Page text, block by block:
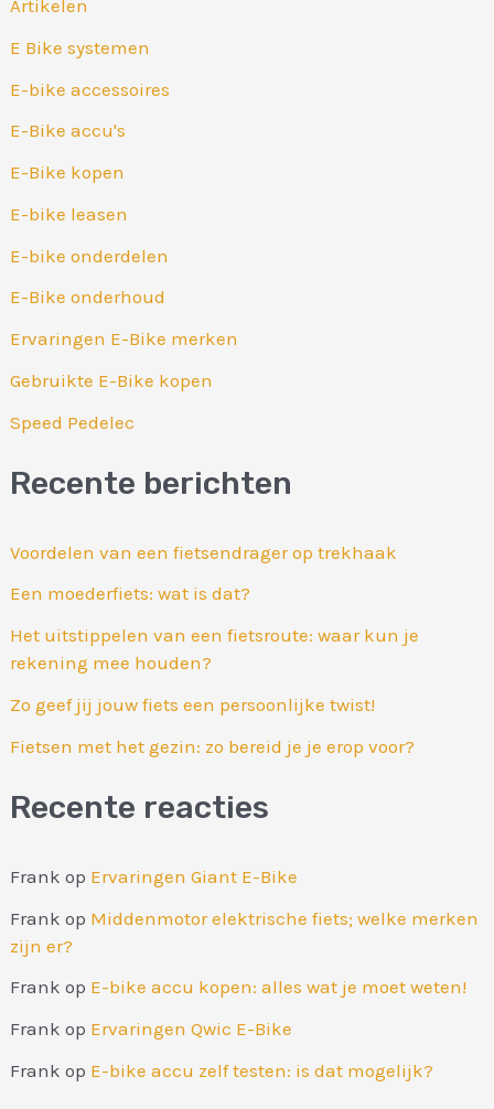
a
a
r
:
Artikelen
E Bike systemen
E-bike accessoires
E-Bike accu's
E-Bike kopen
E-bike leasen
E-bike onderdelen
E-Bike onderhoud
Ervaringen E-Bike merken
Gebruikte E-Bike kopen
Speed Pedelec
Recente berichten
Voordelen van een fietsendrager op trekhaak
Een moederfiets: wat is dat?
Het uitstippelen van een fietsroute: waar kun je
rekening mee houden?
Zo geef jij jouw fiets een persoonlijke twist!
Fietsen met het gezin: zo bereid je je erop voor?
Recente reacties
Frank op Ervaringen Giant E-Bike
Frank op Middenmotor elektrische fiets; welke merken
zijn er?
Frank op E-bike accu kopen: alles wat je moet weten!
Frank op Ervaringen Qwic E-Bike
Frank op E-bike accu zelf testen: is dat mogelijk?